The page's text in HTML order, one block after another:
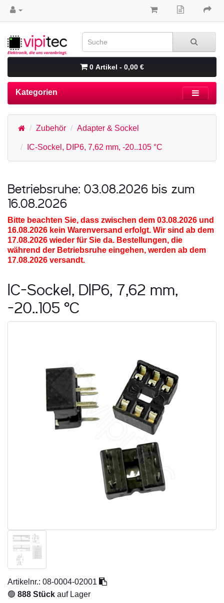
0 Artikel - 0,00 €
Kategorien
Zubehör Adapter & Sockel
IC-Sockel, DIP6, 7,62 mm, -20..105 °C
Betriebsruhe: 03.08.2026 bis zum
16.08.2026
Bitte beachten Sie, dass zwischen dem 03.08.2026 und
16.08.2026 kein Warenversand erfolgt. Wir sind ab dem
17.08.2026 wieder für Sie da. Bestellungen, die
während der Betriebsruhe eingehen, werden ab dem
17.08.2026 versandt.
IC-Sockel, DIP6, 7,62 mm,
-20..105 °C
Artikelnr.: 08-0004-02001
🟢 888 Stück auf Lager